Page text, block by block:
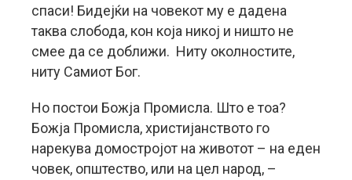
спаси! Бидејќи на човекот му е дадена
таква слобода, кон која никој и ништо не
смее да се доближи. Ниту околностите,
ниту Самиот Бог.
Но постои Божја Промисла. Што е тоа?
Божја Промисла, христијанството го
нарекува домостројот на животот – на еден
човек, општество, или на цел народ, –